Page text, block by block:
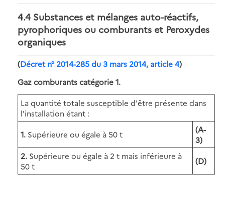
4.4 Substances et mélanges auto-réactifs,
pyrophoriques ou comburants et Peroxydes
organiques
(Décret n° 2014-285 du 3 mars 2014, article 4)
Gaz comburants catégorie 1.
La quantité totale susceptible d'être présente dans
l'installation étant :
1. Supérieure ou égale à 50 t
(A-
3)
2. Supérieure ou égale à 2 t mais inférieure à
50 t
(D)